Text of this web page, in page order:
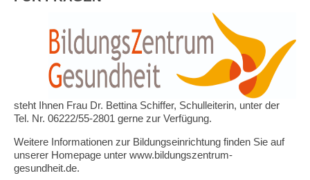
steht Ihnen Frau Dr. Bettina Schiffer, Schulleiterin, unter der
Tel. Nr. 06222/55-2801 gerne zur Verfügung.
Weitere Informationen zur Bildungseinrichtung finden Sie auf
unserer Homepage unter www.bildungszentrum-
gesundheit.de.